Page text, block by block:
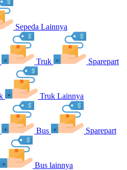
Sepeda Lainnya
Truk Sparepart
Truk Lainnya
Bus Sparepart
Bus lainnya